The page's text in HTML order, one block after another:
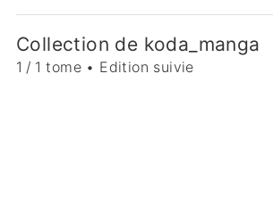
Collection de koda_manga
1 / 1 tome • Edition suivie